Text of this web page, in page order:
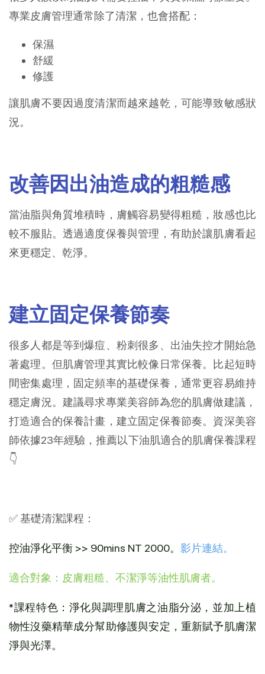
專業皮膚管理通常除了清潔，也會搭配：
保濕
舒緩
修護
讓肌膚不要因過度清潔而越來越乾，可能導致敏感狀
況。
改善因出油造成的粗糙感
當油脂與角質堆積時，膚觸容易變得粗糙，妝感也比
較不服貼。透過適度保養與管理，有助於讓肌膚看起
來更穩定、乾淨。
建立固定保養節奏
很多人都是等到爆痘、粉刺很多、出油失控才開始急
著處理。但肌膚管理其實比較像日常保養。比起短時
間密集處理，固定頻率的基礎保養，通常更容易維持
穩定膚況。建議尋求專業美容師為您的肌膚做建議，
打造適合的保養計畫，建立固定保養節奏。資深美容
師依據23年經驗，推薦以下油肌適合的肌膚保養課程
👇
✅ 基礎清潔課程：
控油淨化平衡 >> 90mins NT 2000。 影片連結。
適合對象：皮膚粗糙、不潔淨等油性肌膚者。
*課程特色：淨化與調理肌膚之油脂分泌，並加上植
物性沒藥精華成分幫助修護與安定，重新賦予肌膚潔
淨與光澤。